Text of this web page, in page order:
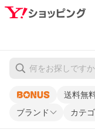
送料無
ブランド カテ